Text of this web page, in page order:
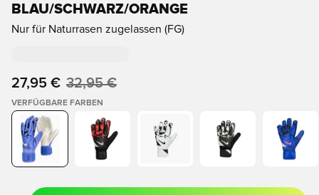
BLAU/SCHWARZ/ORANGE
Nur für Naturrasen zugelassen (FG)
27,95 € 32,95 €
VERFÜGBARE FARBEN